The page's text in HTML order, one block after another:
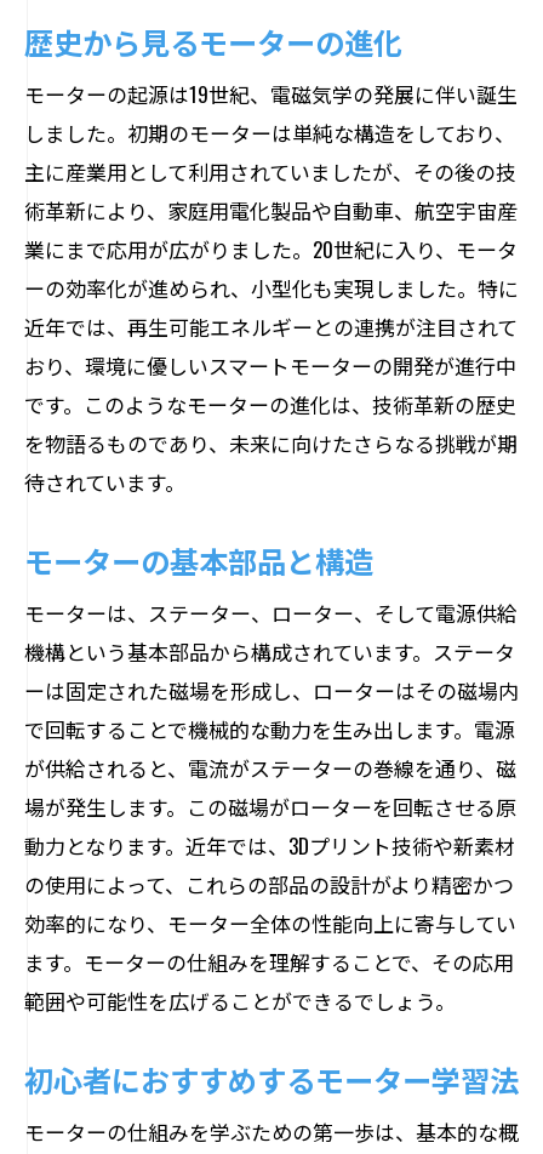
新しい発見がもたらす知識の広がり
モーター学習がもたらすキャリアアップ
異業種間でのモーター応用
教育現場でのモーターの活用法
モーターの理解が社会に与える影響
電気エネルギーを機械動力に変える革新のメ
カニズム
エネルギー変換の基礎理論
さまざまなエネルギー変換技術
モーターの効率化技術の現状
電気エネルギーの持続可能な活用法
エネルギー変換を支える科学と技術
モーターが拓く産業界の未来とその可能性
産業革命を支えるモーターの威力
新たな産業分野におけるモーターの可能
性
グローバル市場におけるモーターの役割
産業用モーターの最新動向
モーター技術を生かした新ビジネス
産業界の課題とモーターの貢献
モーターの理解が広げる私たちの生活の選択
肢
モーター技術を取り入れた革新的ライフ
スタイル
歴史から見るモーターの進化
モーターの起源は19世紀、電磁気学の発展に伴い誕生
しました。初期のモーターは単純な構造をしており、
主に産業用として利用されていましたが、その後の技
術革新により、家庭用電化製品や自動車、航空宇宙産
業にまで応用が広がりました。20世紀に入り、モータ
ーの効率化が進められ、小型化も実現しました。特に
近年では、再生可能エネルギーとの連携が注目されて
おり、環境に優しいスマートモーターの開発が進行中
です。このようなモーターの進化は、技術革新の歴史
を物語るものであり、未来に向けたさらなる挑戦が期
待されています。
モーターの基本部品と構造
モーターは、ステーター、ローター、そして電源供給
機構という基本部品から構成されています。ステータ
ーは固定された磁場を形成し、ローターはその磁場内
で回転することで機械的な動力を生み出します。電源
が供給されると、電流がステーターの巻線を通り、磁
場が発生します。この磁場がローターを回転させる原
動力となります。近年では、3Dプリント技術や新素材
の使用によって、これらの部品の設計がより精密かつ
効率的になり、モーター全体の性能向上に寄与してい
ます。モーターの仕組みを理解することで、その応用
範囲や可能性を広げることができるでしょう。
初心者におすすめするモーター学習法
モーターの仕組みを学ぶための第一歩は、基本的な概